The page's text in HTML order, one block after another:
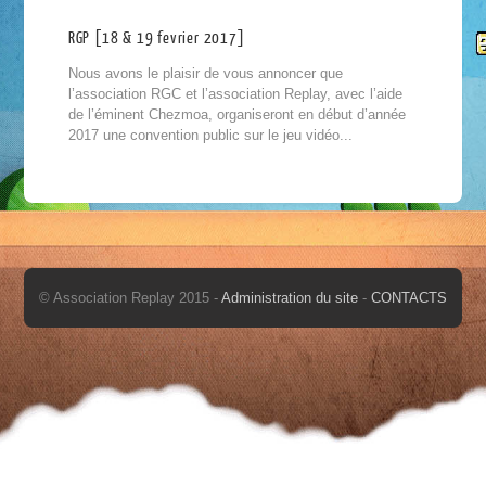
RGP [18 & 19 fevrier 2017]
Nous avons le plaisir de vous annoncer que
l’association RGC et l’association Replay, avec l’aide
de l’éminent Chezmoa, organiseront en début d’année
2017 une convention public sur le jeu vidéo...
© Association Replay 2015 - Administration du site - CONTACTS